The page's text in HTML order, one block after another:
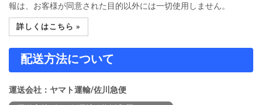
報は、お客様が同意された目的以外には一切使用しません。
詳しくはこちら »
配送方法について
運送会社：ヤマト運輸/佐川急便